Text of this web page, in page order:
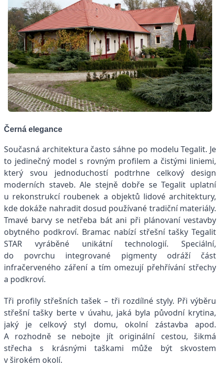
Černá elegance
Současná architektura často sáhne po modelu Tegalit. Je
to jedinečný model s rovným profilem a čistými liniemi,
který svou jednoduchostí podtrhne celkový design
moderních staveb. Ale stejně dobře se Tegalit uplatní
u rekonstrukcí roubenek a objektů lidové architektury,
kde dokáže nahradit dosud používané tradiční materiály.
Tmavé barvy se netřeba bát ani při plánovaní vestavby
obytného podkroví. Bramac nabízí střešní tašky Tegalit
STAR vyráběné unikátní technologií. Speciální,
do povrchu integrované pigmenty odráží část
infračerveného záření a tím omezují přehřívání střechy
a podkroví.
Tři profily střešních tašek – tři rozdílné styly. Při výběru
střešní tašky berte v úvahu, jaká byla původní krytina,
jaký je celkový styl domu, okolní zástavba apod.
A rozhodně se nebojte jít originální cestou, šikmá
střecha s krásnými taškami může být skvostem
v širokém okolí.